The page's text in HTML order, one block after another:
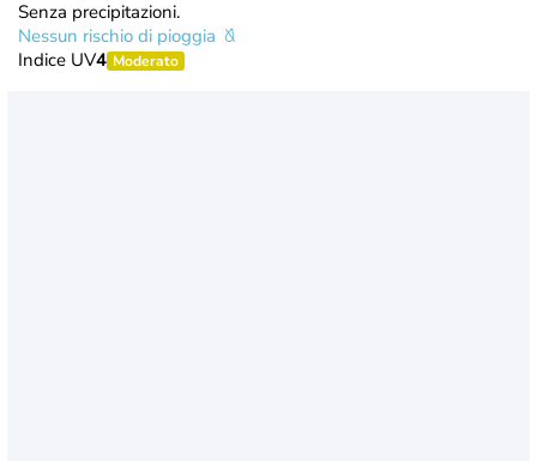
Senza precipitazioni.
Nessun rischio di pioggia
Indice UV4 Moderato